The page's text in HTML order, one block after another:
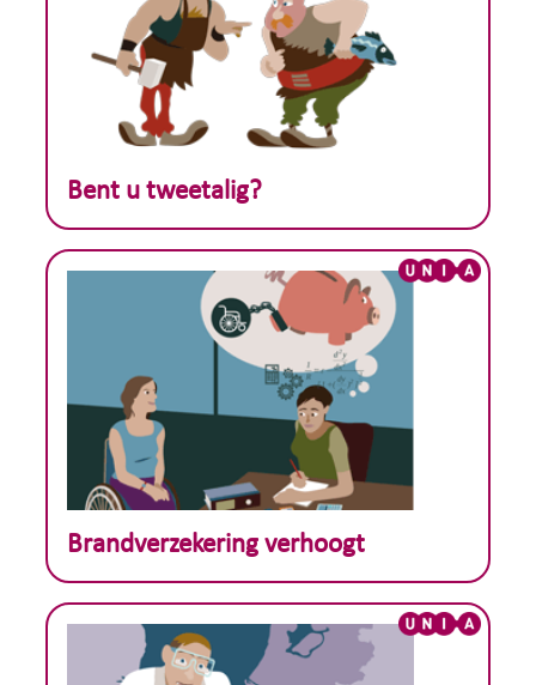
Theoretisch voorbeeld :
Bent u tweetalig?
Theoretisch voorbeeld :
Brandverzekering verhoogt